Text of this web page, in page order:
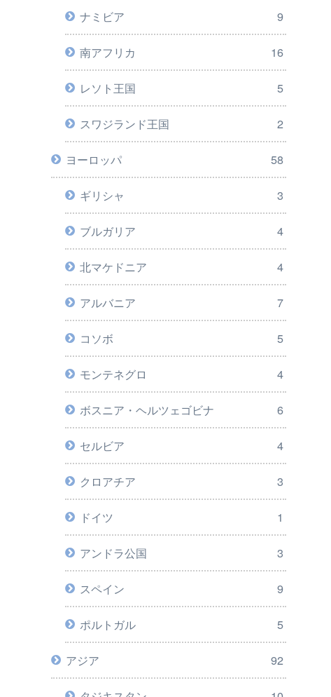
ナミビア 9
南アフリカ 16
レソト王国 5
スワジランド王国 2
ヨーロッパ 58
ギリシャ 3
ブルガリア 4
北マケドニア 4
アルバニア 7
コソボ 5
モンテネグロ 4
ボスニア・ヘルツェゴビナ 6
セルビア 4
クロアチア 3
ドイツ 1
アンドラ公国 3
スペイン 9
ポルトガル 5
アジア 92